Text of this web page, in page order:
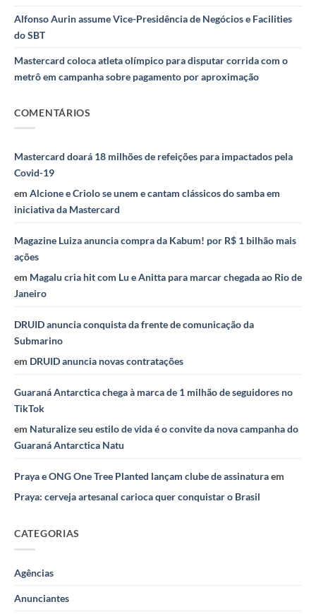
Alfonso Aurin assume Vice-Presidência de Negócios e Facilities
do SBT
Mastercard coloca atleta olímpico para disputar corrida com o
metrô em campanha sobre pagamento por aproximação
COMENTÁRIOS
Mastercard doará 18 milhões de refeições para impactados pela
Covid-19
em Alcione e Criolo se unem e cantam clássicos do samba em
iniciativa da Mastercard
Magazine Luiza anuncia compra da Kabum! por R$ 1 bilhão mais
ações
em Magalu cria hit com Lu e Anitta para marcar chegada ao Rio de
Janeiro
DRUID anuncia conquista da frente de comunicação da
Submarino
em DRUID anuncia novas contratações
Guaraná Antarctica chega à marca de 1 milhão de seguidores no
TikTok
em Naturalize seu estilo de vida é o convite da nova campanha do
Guaraná Antarctica Natu
Praya e ONG One Tree Planted lançam clube de assinaturaem
Praya: cerveja artesanal carioca quer conquistar o Brasil
CATEGORIAS
Agências
Anunciantes